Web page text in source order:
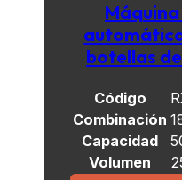
botellas
Código
Combinación
Capacidad
Volumen